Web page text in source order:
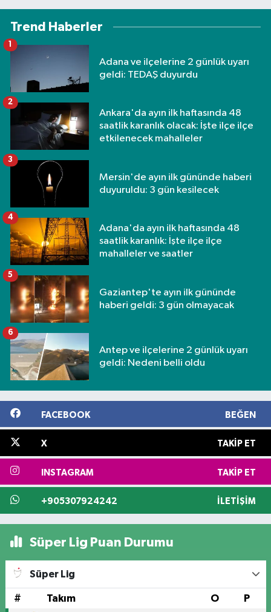
Trend Haberler
Adana ve ilçelerine 2 günlük uyarı
geldi: TEDAŞ duyurdu
1
Ankara'da ayın ilk haftasında 48
saatlik karanlık olacak: İşte ilçe ilçe
etkilenecek mahalleler
2
Mersin'de ayın ilk gününde haberi
duyuruldu: 3 gün kesilecek
3
Adana'da ayın ilk haftasında 48
saatlik karanlık: İşte ilçe ilçe
mahalleler ve saatler
4
Gaziantep'te ayın ilk gününde
haberi geldi: 3 gün olmayacak
5
Antep ve ilçelerine 2 günlük uyarı
geldi: Nedeni belli oldu
6
FACEBOOK BEĞEN
X TAKIP ET
INSTAGRAM TAKIP ET
+905307924242 İLETIŞIM
Süper Lig Puan Durumu
Süper Lig
# Takım O P